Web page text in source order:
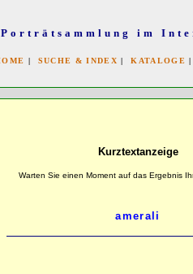
im
| SUCHE & INDEX |KATALOGE
Kurztextanzeige
Warten Sie einen Moment auf das Ergebnis